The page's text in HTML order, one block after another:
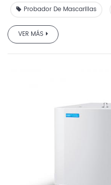
Probador De Mascarillas
VER MÁS